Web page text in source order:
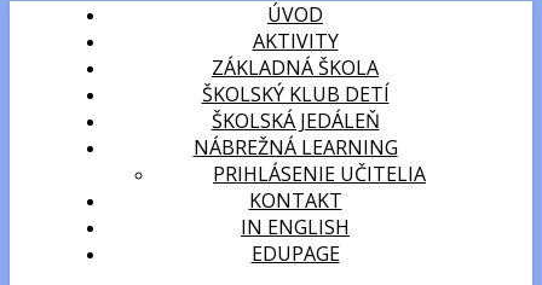
ÚVOD
AKTIVITY
ZÁKLADNÁ ŠKOLA
ŠKOLSKÝ KLUB DETÍ
ŠKOLSKÁ JEDÁLEŇ
NÁBREŽNÁ LEARNING
PRIHLÁSENIE UČITELIA
KONTAKT
IN ENGLISH
EDUPAGE